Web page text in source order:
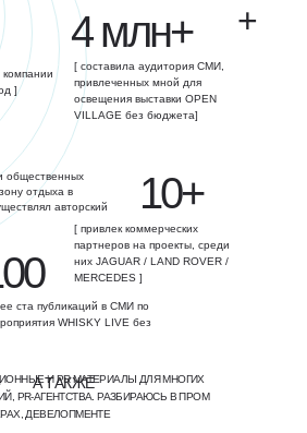
И PR МАТЕРИАЛЫ ДЛЯ МНОГИХ
PR-АГЕНТСТВА. РАЗБИРАЮСЬ В ПРОМ
ДЕВЕЛОПМЕНТЕ
+
4 млн+
[ составила аудитория СМИ,
привлеченных мной для
освещения выставки OPEN
VILLAGE без бюджета]
общественных
отдыха в
авторский
10+
[ привлек коммерческих
партнеров на проекты, среди
них JAGUAR / LAND ROVER /
MERCEDES ]
ста публикаций в СМИ по
WHISKY LIVE без
]
А ТАКЖЕ